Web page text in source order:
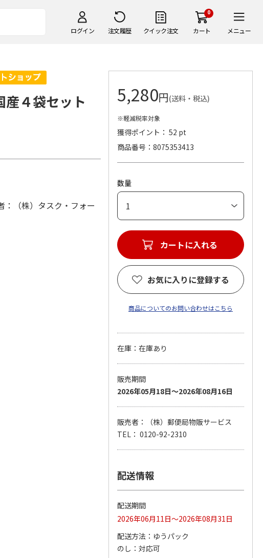
ログイン 注文履歴 クイック注文
0
カート メニュー
手】ハッピーグリー
【グリーティング切
手】グリーティング
円…
4.8（11）
5,500円
通切手・千鳥（1シ
11,000円
産４袋セット
（株）タスク・フォー
5,280円(送料・税込)
※軽減税率対象
獲得ポイント： 52 pt
商品番号
8075353413
数量
カートに入れる
お気に入りに登録する
商品についてのお問い合わせはこちら
在庫：在庫あり
販売期間
2026年05月18日～2026年08月16日
販売者：（株）郵便局物販サービス
TEL： 0120-92-2310
配送情報
配送期間
2026年06月11日～2026年08月31日
配送方法
ゆうパック
のし
対応可